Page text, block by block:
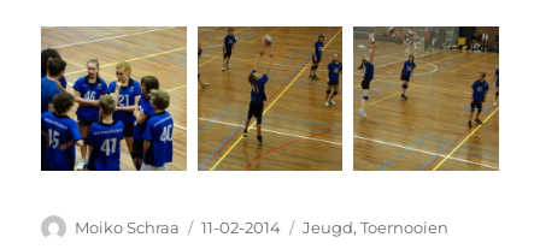
Auteur
Moiko Schraa
Geplaatst
11-02-2014 Categorieën
Jeugd,Toernooien